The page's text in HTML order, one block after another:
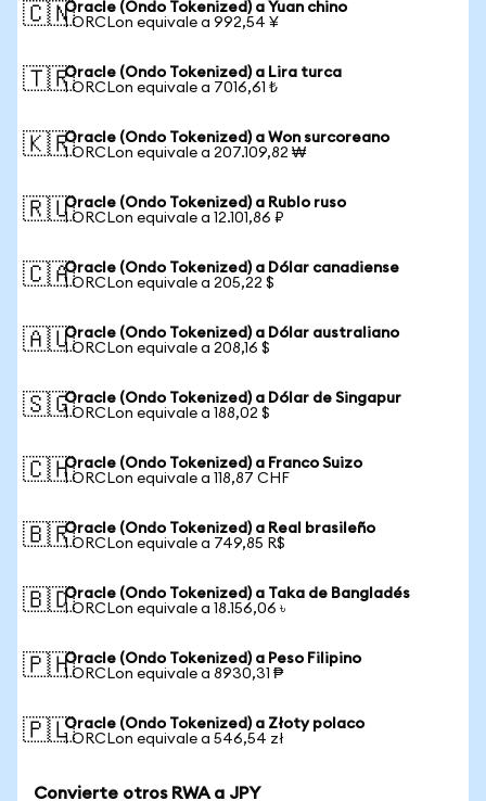
🇨🇳Oracle (Ondo Tokenized) a Yuan chino
1 ORCLon equivale a 992,54 ¥
🇹🇷Oracle (Ondo Tokenized) a Lira turca
1 ORCLon equivale a 7016,61 ₺
🇰🇷Oracle (Ondo Tokenized) a Won surcoreano
1 ORCLon equivale a 207.109,82 ₩
🇷🇺Oracle (Ondo Tokenized) a Rublo ruso
1 ORCLon equivale a 12.101,86 ₽
🇨🇦Oracle (Ondo Tokenized) a Dólar canadiense
1 ORCLon equivale a 205,22 $
🇦🇺Oracle (Ondo Tokenized) a Dólar australiano
1 ORCLon equivale a 208,16 $
🇸🇬Oracle (Ondo Tokenized) a Dólar de Singapur
1 ORCLon equivale a 188,02 $
🇨🇭Oracle (Ondo Tokenized) a Franco Suizo
1 ORCLon equivale a 118,87 CHF
🇧🇷Oracle (Ondo Tokenized) a Real brasileño
1 ORCLon equivale a 749,85 R$
🇧🇩Oracle (Ondo Tokenized) a Taka de Bangladés
1 ORCLon equivale a 18.156,06 ৳
🇵🇭Oracle (Ondo Tokenized) a Peso Filipino
1 ORCLon equivale a 8930,31 ₱
🇵🇱Oracle (Ondo Tokenized) a Złoty polaco
1 ORCLon equivale a 546,54 zł
Convierte otros RWA a JPY